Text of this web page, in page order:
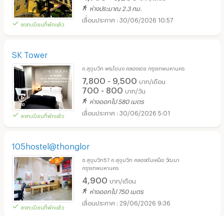
ลงทะเบียนที่พักแล้ว
ห่างประมาณ 2.3 กม.
30/06/2026 10:57
SK Tower
ลงทะเบียนที่พักแล้ว
ถ.สุขุมวิท พระโขนง คลองเตย กรุงเทพมหานคร
7,800 - 9,500 บาท/เดือน
700 - 800 บาท/วัน
ห่างออกไป 580 เมตร
30/06/2026 5:01
105hostel@thonglor
ลงทะเบียนที่พักแล้ว
ซ.สุขุมวิท57 ถ.สุขุมวิท คลองตันเหนือ วัฒนา
กรุงเทพมหานคร
4,900 บาท/เดือน
ห่างออกไป 750 เมตร
29/06/2026 9:36